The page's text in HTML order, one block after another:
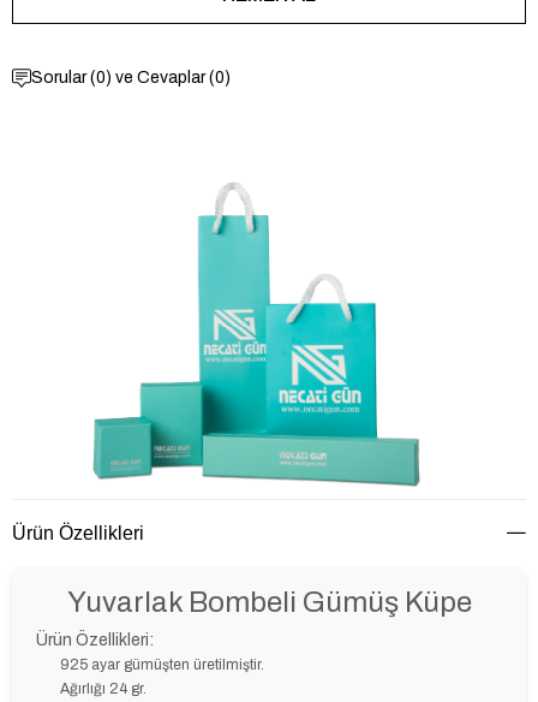
Sorular (0) ve Cevaplar (0)
Ürün Özellikleri
Yuvarlak Bombeli Gümüş Küpe
Ürün Özellikleri:
925 ayar gümüşten üretilmiştir.
Ağırlığı 24 gr.